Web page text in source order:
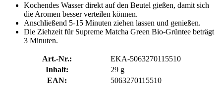
Kochendes Wasser direkt auf den Beutel gießen, damit sich
die Aromen besser verteilen können.
Anschließend 5-15 Minuten ziehen lassen und genießen.
Die Ziehzeit für Supreme Matcha Green Bio-Grüntee beträgt
3 Minuten.
Art.-Nr.:
EKA-5063270115510
Inhalt:
29 g
EAN:
5063270115510